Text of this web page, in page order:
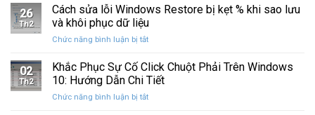
đồ
họa
Windows
và
11
Run
Thoại
Của
Được
Nâng
Sau
26
Th2
Cách sửa lỗi Windows Restore bị kẹt % khi sao lưu
và khôi phục dữ liệu
Chức năng bình luận bị tắtở
sửa
lỗi
Windows
Restore
02
Th2
Khắc Phục Sự Cố Click Chuột Phải Trên Windows
10: Hướng Dẫn Chi Tiết
Chức năng bình luận bị tắtở